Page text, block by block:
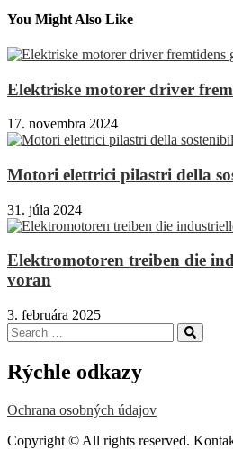
You Might Also Like
Elektriske motorer driver
17. novembra 2024
Motori elettrici pilastri della
31. júla 2024
Elektromotoren treiben die
voran
3. februára 2025
Search
for:
Search
Rýchle odkazy
Ochrana osobných údajov
Copyright © All rights reserved.